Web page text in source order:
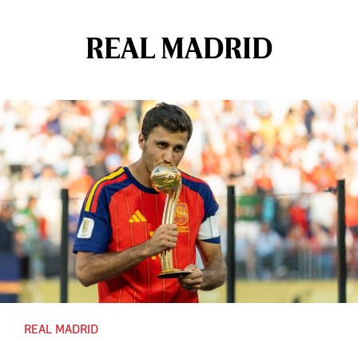
REAL MADRID
REAL MADRID